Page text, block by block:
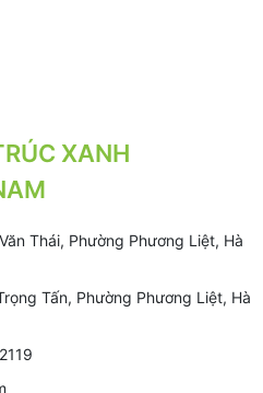
XANH
Thái, Phường Phương Liệt, Hà
Tấn, Phường Phương Liệt, Hà